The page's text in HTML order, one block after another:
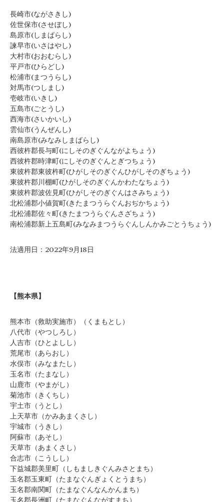
長崎市(ながさきし)
佐世保市(させぼし)
島原市(しまばらし)
諫早市(いさはやし)
大村市(おおむらし)
平戸市(ひらどし)
松浦市(まつうらし)
対馬市(つしまし)
壱岐市(いきし)
五島市(ごとうし)
西海市(さいかいし)
雲仙市(うんぜんし)
南島原市(みなみしまばらし)
西彼杵郡長与町(にしそのぎぐんながよちょう)
西彼杵郡時津町(にしそのぎぐんとぎつちょう)
東彼杵郡東彼杵町(ひがしそのぎぐんひがしそのぎちょう)
東彼杵郡川棚町(ひがしそのぎぐんかわたなちょう)
東彼杵郡波佐見町(ひがしそのぎぐんはさみちょう)
北松浦郡小値賀町(きたまつうらぐんおぢかちょう)
北松浦郡佐々町(きたまつうらぐんさざちょう)
南松浦郡新上五島町(みなみまつうらぐんしんかみごとうちょう)
法適用日：2022年9月18日
【熊本県】
熊本市（救助実施市）（くまもとし）
八代市（やつしろし）
人吉市（ひとよしし）
荒尾市（あらおし）
水俣市（みなまたし）
玉名市（たまなし）
山鹿市（やまがし）
菊池市（きくちし）
宇土市（うとし）
上天草市（かみあまくさし）
宇城市（うきし）
阿蘇市（あそし）
天草市（あまくさし）
合志市（こうしし）
下益城郡美里町（しもましきぐんみさとまち）
玉名郡玉東町（たまなぐんぎょくとうまち）
玉名郡南関町（たまなぐんなんかんまち）
玉名郡長洲町（たまなぐんながすまち）